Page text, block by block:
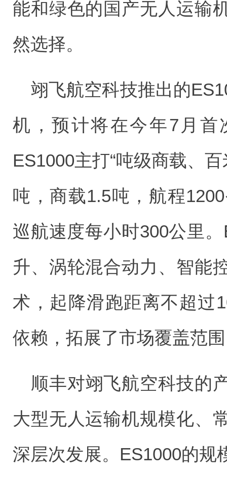
能和绿色的国产无人运输
然选择。
翊飞航空科技推出的
机，预计将在今年7月首
ES1000主打“吨级商载、
吨，商载1.5吨，航程
巡航速度每小时300公里
升、涡轮混合动力、智能
术，起降滑跑距离不超过
依赖，拓展了市场覆盖范
顺丰对翊飞航空科技的
大型无人运输机规模化、
深层次发展。ES1000的规